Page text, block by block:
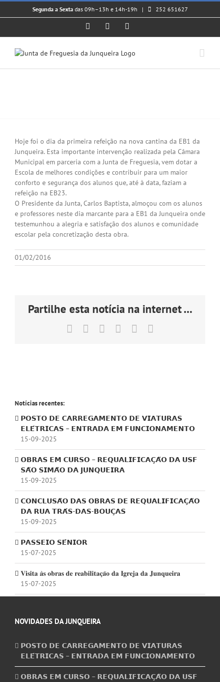
Skip
Segunda a Sextadas 09h–13h e 14h-19h | 252 651627
FacebookInstagram
Image
Hoje foi o dia da primeira refeição na nova cantina da EB1 da
Junqueira. Esta importante intervenção realizada pela Câmara
Municipal em parceria com a Junta de Freguesia, vem dotar a
Escola de melhores condições e contribuir para um maior
conforto e segurança dos alunos que, até à data, faziam a
refeição na EB23.
O Presidente da Junta, Carlos Baptista, almoçou com os alunos
e professores neste dia marcante para a EB1 da Junqueira onde
testemunhou a alegria e satisfação dos alunos e comunidade
escolar pela concretização desta obra.
01/02/2016
Partilhe esta notícia na internet ...
Facebook LinkedInTumblrPinterest
Notícias recentes:
𝗣𝗢𝗦𝗧𝗢 𝗗𝗘 𝗖𝗔𝗥𝗥𝗘𝗚𝗔𝗠𝗘𝗡𝗧𝗢 𝗗𝗘 𝗩𝗜𝗔𝗧𝗨𝗥𝗔𝗦
𝗘𝗟𝗘́𝗧𝗥𝗜𝗖𝗔𝗦 – 𝗘𝗡𝗧𝗥𝗔𝗗𝗔 𝗘𝗠 𝗙𝗨𝗡𝗖𝗜𝗢𝗡𝗔𝗠𝗘𝗡𝗧𝗢
15-09-2025
𝗢𝗕𝗥𝗔𝗦 𝗘𝗠 𝗖𝗨𝗥𝗦𝗢 – 𝗥𝗘𝗤𝗨𝗔𝗟𝗜𝗙𝗜𝗖𝗔𝗖̧𝗔̃𝗢 𝗗𝗔 𝗨𝗦𝗙
𝗦𝗔̃𝗢 𝗦𝗜𝗠𝗔̃𝗢 𝗗𝗔 𝗝𝗨𝗡𝗤𝗨𝗘𝗜𝗥𝗔
15-09-2025
𝗖𝗢𝗡𝗖𝗟𝗨𝗦𝗔̃𝗢 𝗗𝗔𝗦 𝗢𝗕𝗥𝗔𝗦 𝗗𝗘 𝗥𝗘𝗤𝗨𝗔𝗟𝗜𝗙𝗜𝗖𝗔𝗖̧𝗔̃𝗢
𝗗𝗔 𝗥𝗨𝗔 𝗧𝗥𝗔́𝗦-𝗗𝗔𝗦-𝗕𝗢𝗨𝗖̧𝗔𝗦
15-09-2025
𝗣𝗔𝗦𝗦𝗘𝗜𝗢 𝗦𝗘́𝗡𝗜𝗢𝗥
15-07-2025
𝐕𝐢𝐬𝐢𝐭𝐚 𝐚̀𝐬 𝐨𝐛𝐫𝐚𝐬 𝐝𝐞 𝐫𝐞𝐚𝐛𝐢𝐥𝐢𝐭𝐚𝐜̧𝐚̃𝐨 𝐝𝐚 𝐈𝐠𝐫𝐞𝐣𝐚 𝐝𝐚 𝐉𝐮𝐧𝐪𝐮𝐞𝐢𝐫𝐚
15-07-2025
NOVIDADES DA JUNQUEIRA
𝗣𝗢𝗦𝗧𝗢 𝗗𝗘 𝗖𝗔𝗥𝗥𝗘𝗚𝗔𝗠𝗘𝗡𝗧𝗢 𝗗𝗘 𝗩𝗜𝗔𝗧𝗨𝗥𝗔𝗦
𝗘𝗟𝗘́𝗧𝗥𝗜𝗖𝗔𝗦 – 𝗘𝗡𝗧𝗥𝗔𝗗𝗔 𝗘𝗠 𝗙𝗨𝗡𝗖𝗜𝗢𝗡𝗔𝗠𝗘𝗡𝗧𝗢
𝗢𝗕𝗥𝗔𝗦 𝗘𝗠 𝗖𝗨𝗥𝗦𝗢 – 𝗥𝗘𝗤𝗨𝗔𝗟𝗜𝗙𝗜𝗖𝗔𝗖̧𝗔̃𝗢 𝗗𝗔 𝗨𝗦𝗙